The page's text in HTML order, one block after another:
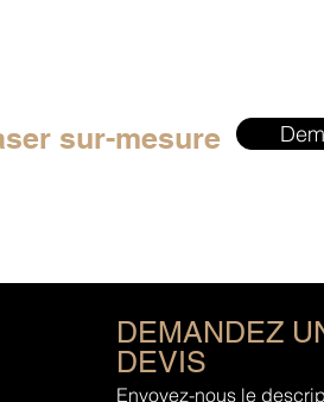
sur-mesure
DEMANDEZ
DEVIS
Envoyez-nous le